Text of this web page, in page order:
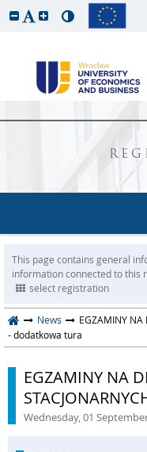
This page contains general
information connected to this
select registration
News
EGZAMINY NA
- dodatkowa tura
EGZAMINY NA
Wednesday, 01